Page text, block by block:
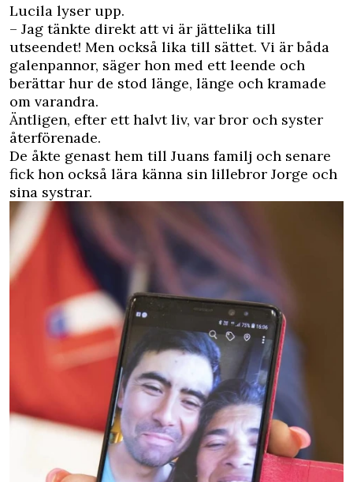
Lucila lyser upp.
– Jag tänkte direkt att vi är jättelika till
utseendet! Men också lika till sättet. Vi är båda
galenpannor, säger hon med ett leende och
berättar hur de stod länge, länge och kramade
om varandra.
Äntligen, efter ett halvt liv, var bror och syster
återförenade.
De åkte genast hem till Juans familj och senare
fick hon också lära känna sin lillebror Jorge och
sina systrar.